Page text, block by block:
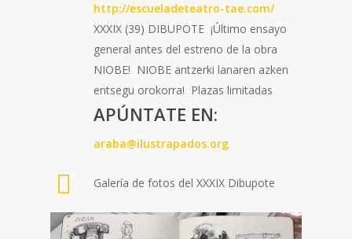
http://escueladeteatro-tae.com/
XXXIX (39) DIBUPOTE ¡Último ensayo
general antes del estreno de la obra
NIOBE! NIOBE antzerki lanaren azken
entsegu orokorra! Plazas limitadas
APÚNTATE EN:
araba@ilustrapados.org
Galería de fotos del XXXIX Dibupote